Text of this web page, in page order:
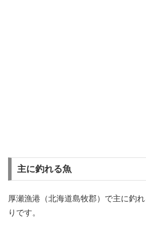
主に釣れる魚
厚瀬漁港（北海道島牧郡）で主に釣
りです。